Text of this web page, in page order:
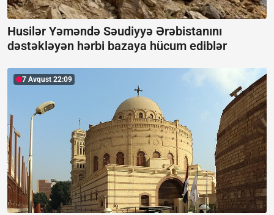
Husilər Yəməndə Səudiyyə Ərəbistanını
dəstəkləyən hərbi bazaya hücum ediblər
7 Avqust 22:09